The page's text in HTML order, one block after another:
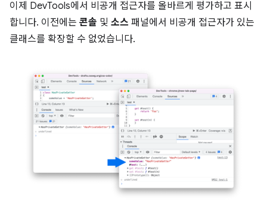
이제 DevTools에서 비공개 접근자를 올바르게 평가하고 표시
합니다. 이전에는 콘솔 및 소스 패널에서 비공개 접근자가 있는
클래스를 확장할 수 없었습니다.